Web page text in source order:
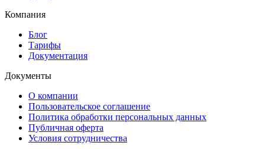
Компания
Блог
Тарифы
Документация
Документы
О компании
Пользовательское соглашение
Политика обработки персональных данных
Публичная оферта
Условия сотрудничества